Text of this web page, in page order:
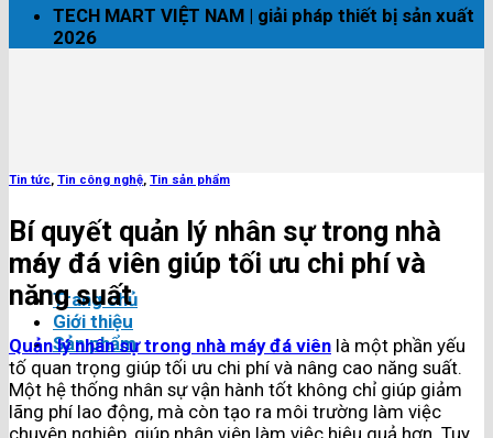
TECH MART VIỆT NAM | giải pháp thiết bị sản xuất
2026
Trang chủ
Giới thiệu
Sản phẩm
Tin tức, Tin công nghệ, Tin sản phẩm
Bí quyết quản lý nhân sự trong nhà
máy đá viên giúp tối ưu chi phí và
năng suất
Quản lý nhân sự trong nhà máy đá viên là một phần yếu
tố quan trọng giúp tối ưu chi phí và nâng cao năng suất.
Một hệ thống nhân sự vận hành tốt không chỉ giúp giảm
lãng phí lao động, mà còn tạo ra môi trường làm việc